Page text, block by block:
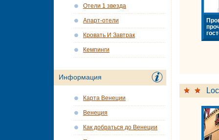
Отели 1 звезда
Апарт-отели
Кровать И Завтрак
Кемпинги
Информация
Карта Венеции
Венеция
Как добраться до Венеции